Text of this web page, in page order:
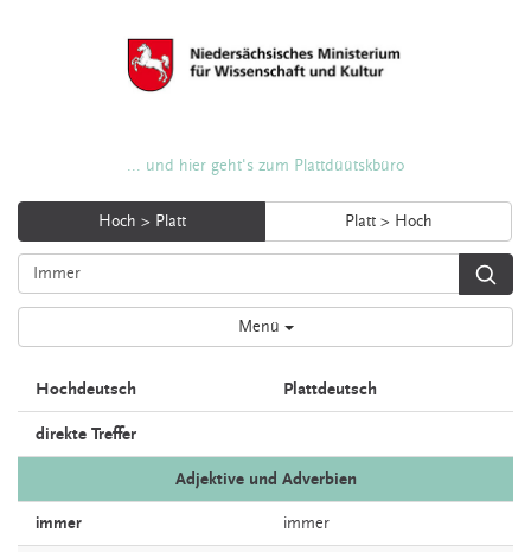
... und hier geht's zum Plattdüütskbüro
Hoch > Platt Platt > Hoch
Menü
Hochdeutsch Plattdeutsch
direkte Treffer
Adjektive und Adverbien
immer immer